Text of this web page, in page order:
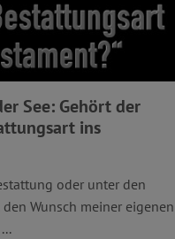
See: Gehört der
ins
oder unter den
Wunsch meiner eigenen